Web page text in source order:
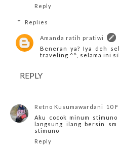
Reply
Replies
Amanda ratih pratiwi
Beneran ya? Iya deh
traveling ^^, selama ini
REPLY
Retno Kusumawardani
10
Aku cocok minum
langsung ilang bersin
stimuno
Reply